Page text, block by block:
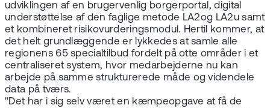
udviklingen af en brugervenlig borgerportal, digital
understøttelse af den faglige metode LA2og LA2u samt
et kombineret risikovurderingsmodul. Hertil kommer, at
det helt grundlæggende er lykkedes at samle alle
regionens 65 specialtilbud fordelt på otte områder i et
centraliseret system, hvor medarbejderne nu kan
arbejde på samme strukturerede måde og videndele
data på tværs.
"Det har i sig selv været en kæmpeopgave at få de